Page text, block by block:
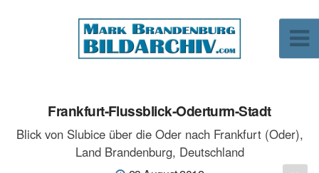
Frankfurt-Flussblick-Oderturm-Stadt
Blick von Slubice über die Oder nach Frankfurt (Oder),
Land Brandenburg, Deutschland